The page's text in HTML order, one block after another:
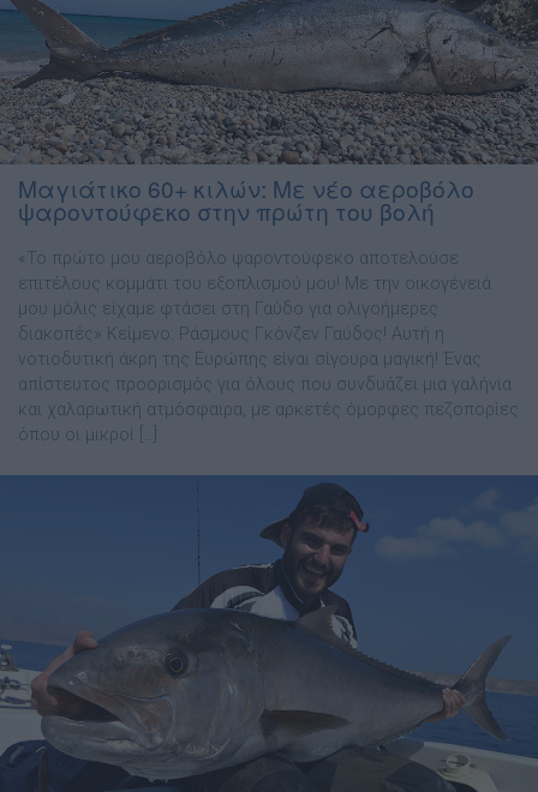
Μαγιάτικο 60+ κιλών: Με νέο αεροβόλο
ψαροντούφεκο στην πρώτη του βολή
«Το πρώτο μου αεροβόλο ψαροντούφεκο αποτελούσε
επιτέλους κομμάτι του εξοπλισμού μου! Με την οικογένειά
μου μόλις είχαμε φτάσει στη Γαύδο για ολιγοήμερες
διακοπές» Κείμενο: Ράσμους Γκόνζεν Γαύδος! Αυτή η
νοτιοδυτική άκρη της Ευρώπης είναι σίγουρα μαγική! Ένας
απίστευτος προορισμός για όλους που συνδυάζει μια γαλήνια
και χαλαρωτική ατμόσφαιρα, με αρκετές όμορφες πεζοπορίες
όπου οι μικροί […]